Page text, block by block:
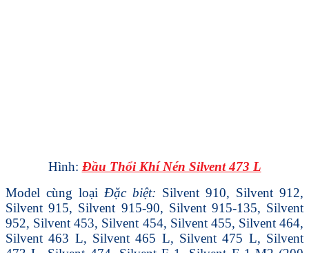
Hình: Đầu Thổi Khí Nén Silvent 473 L
Model cùng loại Đặc biệt: Silvent 910, Silvent 912,
Silvent 915, Silvent 915-90, Silvent 915-135, Silvent
952, Silvent 453, Silvent 454, Silvent 455, Silvent 464,
Silvent 463 L, Silvent 465 L, Silvent 475 L, Silvent